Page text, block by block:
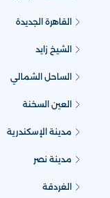
القاهرة الجديدة
الشيخ زايد
الساحل الشمالي
العين السخنة
مدينة الإسكندرية
مدينة نصر
الغردقة